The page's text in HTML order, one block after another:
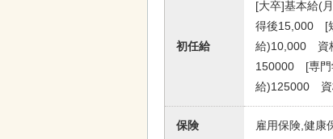
初任給
[大卒]基本給(
得後15,000 [
給)10,000 資
150000 [専門
給)125000 資
保険 雇用保険,健康